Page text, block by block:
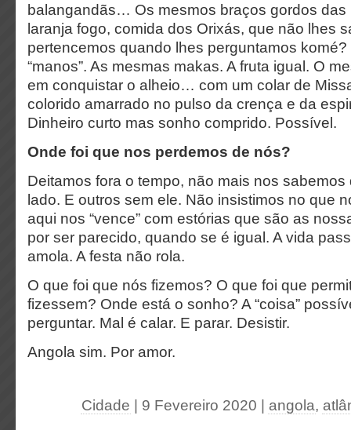
balangandãs… Os mesmos braços gordos das
laranja fogo, comida dos Orixás, que não lhes
pertencemos quando lhes perguntamos
“manos”. As mesmas makas. A fruta igual. O
em conquistar o alheio… com um colar de
colorido amarrado no pulso da crença e da
Dinheiro curto mas sonho comprido. Possível.
Onde foi que nos perdemos de nós?
Deitamos fora o tempo, não mais nos sabemos
lado. E outros sem ele. Não insistimos no que
aqui nos “vence” com estórias que são as
por ser parecido, quando se é igual. A vida
amola. A festa não rola.
O que foi que nós fizemos? O que foi que
fizessem? Onde está o sonho? A “coisa”
perguntar. Mal é calar. E parar. Desistir.
Angola sim. Por amor.
Cidade | 9 Fevereiro 2020 angola,